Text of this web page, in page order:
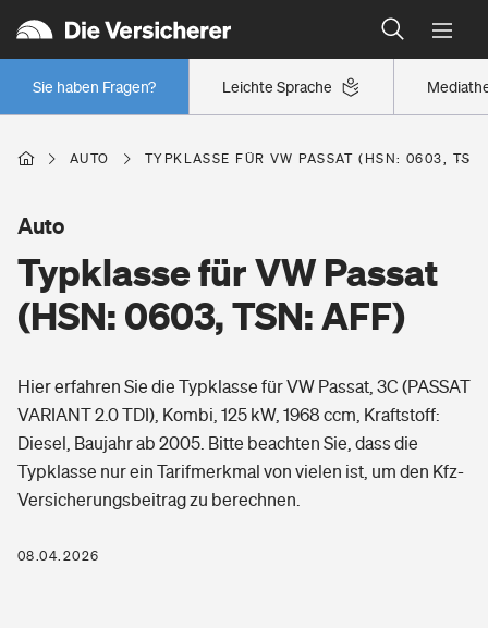
Leichte Sprache
Sie haben Fragen?
Wer versichert was: Jetzt Versicherer finden
Regionalklassen: So ist Ihre Region eingestuft
Wer versichert was: Jetzt Versicherer finden
Berufsunfähigkeitsversicherung
Erwerbsunfähigkeitsversicherung
Grundfähigkeitsversicherung
Arbeitsrechtsschutz
Berufshaftpflichtversicherung
Zur Übersicht
Wohnen
Elementarversicherung
Freizeit
Pri­vate Haft­pflicht­
Gesundheit
Private Krankenversicherung
AUTO TYPKLASSE FÜR VW PASSAT (HSN: 0603,
Typklasse für VW Passat
(HSN: 0603, TSN: AFF)
Auto
Hier erfahren Sie die Typklasse für VW Passat, 3C (PASSAT
VARIANT 2.0 TDI), Kombi, 125 kW, 1968 ccm, Kraftstoff:
Diesel, Baujahr ab 2005. Bitte beachten Sie, dass die
Typklasse nur ein Tarifmerkmal von vielen ist, um den Kfz-
Versicherungsbeitrag zu berechnen.
08.04.2026